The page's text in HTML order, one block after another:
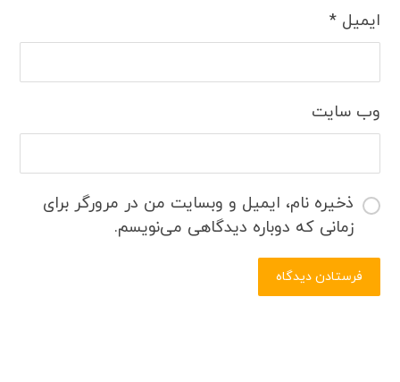
ایمیل*
وب‌ سایت
ذخیره نام، ایمیل و وبسایت من در مرورگر برای
زمانی که دوباره دیدگاهی می‌نویسم.